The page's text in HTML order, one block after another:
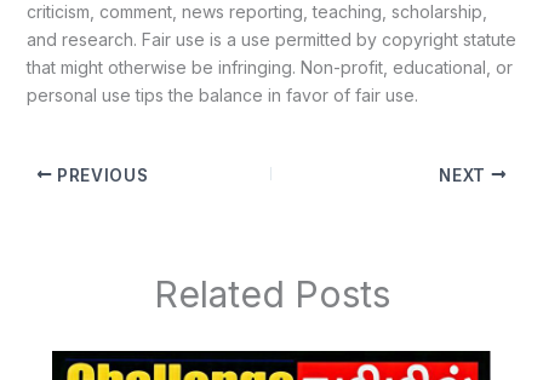
criticism, comment, news reporting, teaching, scholarship,
and research. Fair use is a use permitted by copyright statute
that might otherwise be infringing. Non-profit, educational, or
personal use tips the balance in favor of fair use.
PREVIOUS NEXT
Related Posts